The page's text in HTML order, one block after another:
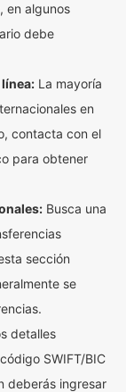
en algunos
debe
La mayoría
en
contacta con el
para obtener
Busca una
sección
se
detalles
SWIFT/BIC
deberás ingresar